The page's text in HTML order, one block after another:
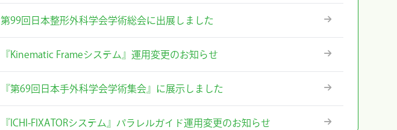
第99回日本整形外科学会学術総会に出展しました
『Kinematic Frameシステム』運用変更のお知らせ
『第69回日本手外科学会学術集会』に展示しました
『ICHI-FIXATORシステム』パラレルガイド運用変更のお知らせ